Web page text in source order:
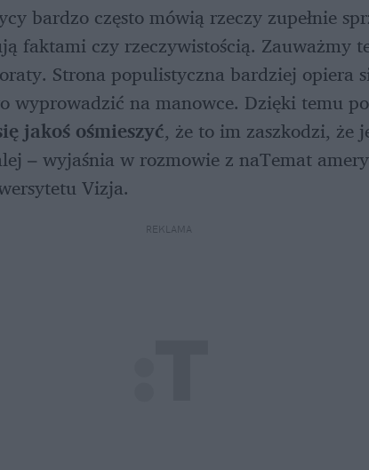
bardzo często mówią rzeczy zupełnie
faktami czy rzeczywistością. Zauważmy
Strona populistyczna bardziej opiera
wyprowadzić na manowce. Dzięki temu
jakoś ośmieszyć, że to im zaszkodzi, że
– wyjaśnia w rozmowie z naTemat
Vizja.
REKLAMA